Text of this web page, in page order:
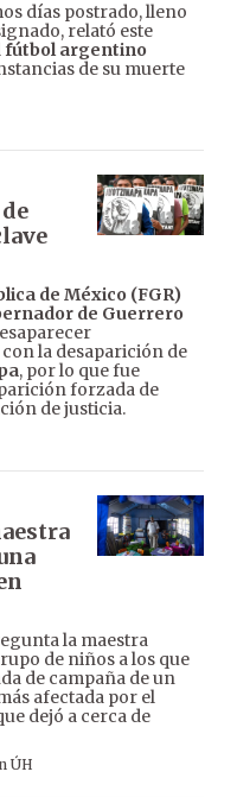
días postrado, lleno
relató este
fútbol argentino
de su muerte
de México (FGR)
de Guerrero
la desaparición de
, por lo que fue
forzada de
de justicia.
la maestra
de niños a los que
de campaña de un
afectada por el
dejó a cerca de
ÚH